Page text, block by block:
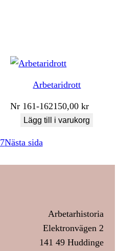
Arbetaridrott
Nr 161-162150,00kr
Lägg till i varukorg
7Nästa sida
Arbetarhistoria
Elektronvägen 2
141 49 Huddinge